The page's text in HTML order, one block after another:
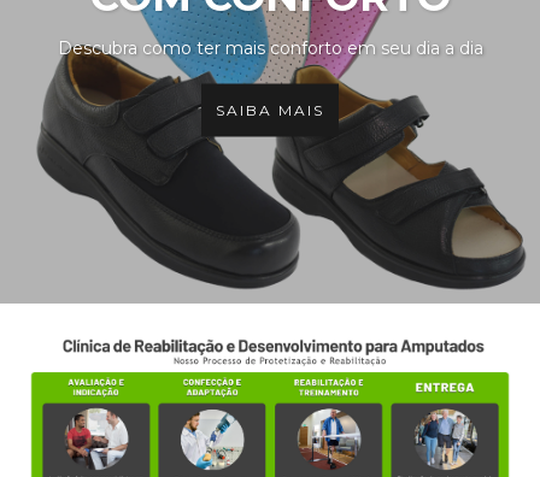
Descubra como ter mais conforto em seu dia a dia
SAIBA MAIS